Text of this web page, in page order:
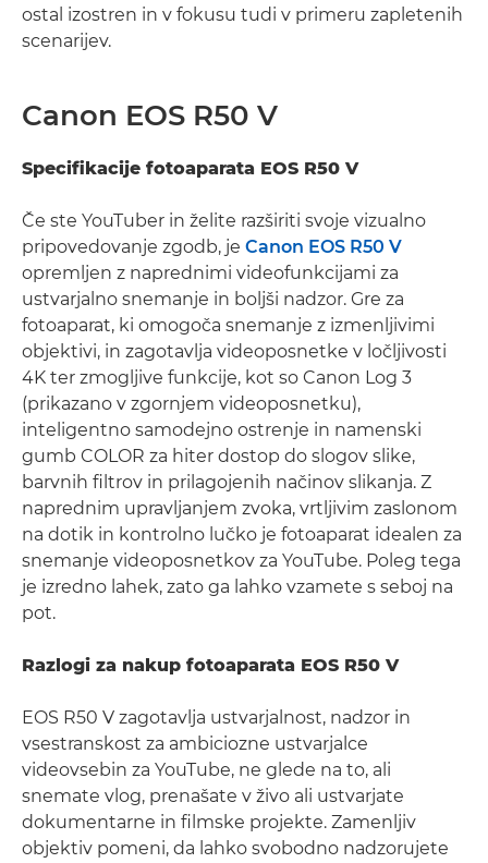
ostal izostren in v fokusu tudi v primeru zapletenih
scenarijev.
Canon EOS R50 V
Specifikacije fotoaparata EOS R50 V
Če ste YouTuber in želite razširiti svoje vizualno
pripovedovanje zgodb, je Canon EOS R50 V
opremljen z naprednimi videofunkcijami za
ustvarjalno snemanje in boljši nadzor. Gre za
fotoaparat, ki omogoča snemanje z izmenljivimi
objektivi, in zagotavlja videoposnetke v ločljivosti
4K ter zmogljive funkcije, kot so Canon Log 3
(prikazano v zgornjem videoposnetku),
inteligentno samodejno ostrenje in namenski
gumb COLOR za hiter dostop do slogov slike,
barvnih filtrov in prilagojenih načinov slikanja. Z
naprednim upravljanjem zvoka, vrtljivim zaslonom
na dotik in kontrolno lučko je fotoaparat idealen za
snemanje videoposnetkov za YouTube. Poleg tega
je izredno lahek, zato ga lahko vzamete s seboj na
pot.
Razlogi za nakup fotoaparata EOS R50 V
EOS R50 V zagotavlja ustvarjalnost, nadzor in
vsestranskost za ambiciozne ustvarjalce
videovsebin za YouTube, ne glede na to, ali
snemate vlog, prenašate v živo ali ustvarjate
dokumentarne in filmske projekte. Zamenljiv
objektiv pomeni, da lahko svobodno nadzorujete